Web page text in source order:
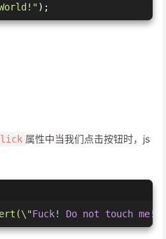
);
属性中当我们点击按钮时，js
Fuck! Do not touch me